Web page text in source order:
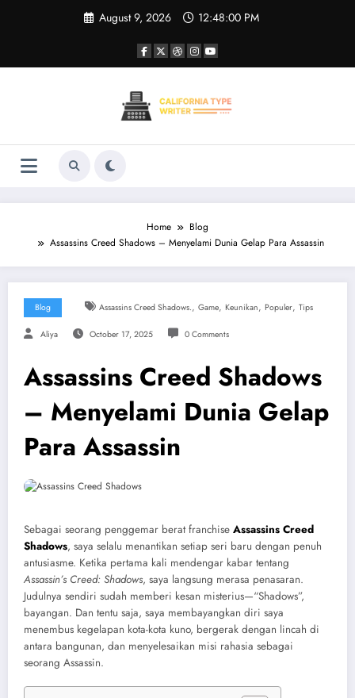
August 9, 2026 12:48:00 PM
Home
Blog
Assassins Creed Shadows – Menyelami Dunia Gelap Para Assassin
Blog Assassins Creed Shadows., Game, Keunikan, Populer, Tips
Aliya October 17, 2025 0 Comments
Assassins Creed Shadows
– Menyelami Dunia Gelap
Para Assassin
Sebagai seorang penggemar berat franchise Assassins Creed
Shadows, saya selalu menantikan setiap seri baru dengan penuh
antusiasme. Ketika pertama kali mendengar kabar tentang
Assassin’s Creed: Shadows, saya langsung merasa penasaran.
Judulnya sendiri sudah memberi kesan misterius—“Shadows”,
bayangan. Dan tentu saja, saya membayangkan diri saya
menembus kegelapan kota-kota kuno, bergerak dengan lincah di
antara bangunan, dan menyelesaikan misi rahasia sebagai
seorang Assassin.